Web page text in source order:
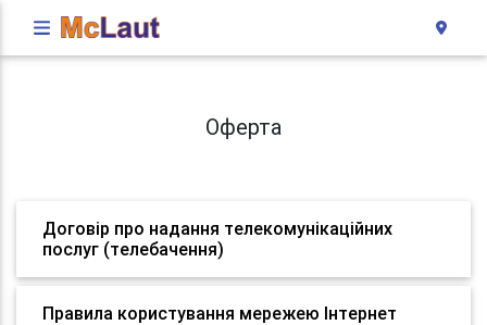
Оферта
Договір про надання телекомунікаційних
послуг (телебачення)
Правила користування мережею Інтернет